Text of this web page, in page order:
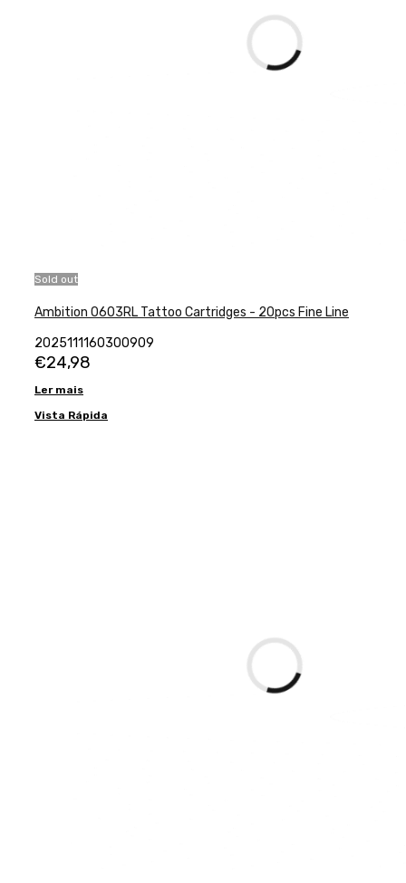
Sold out
Ambition 0603RL Tattoo Cartridges - 20pcs Fine Line
2025111160300909
€24,98
Ler mais
Vista Rápida